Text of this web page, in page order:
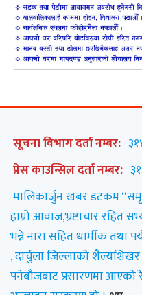
सूचना विभाग दर्ता नम्बर:
प्रेस काउन्सिल दर्ता नम्बर:
मालिकार्जुन खबर डटकम
हाम्रो आवाज,भ्रष्टाचार रहित
भन्ने नारा सहित धार्मीक तथा
, दार्चुला जिल्लाको
पनेबाँजबाट प्रसारणमा आएको